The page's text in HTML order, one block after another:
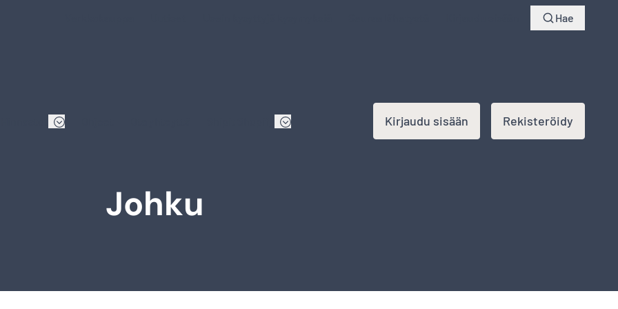
Hae
Kirjaudu sisään Rekisteröidy
Johku